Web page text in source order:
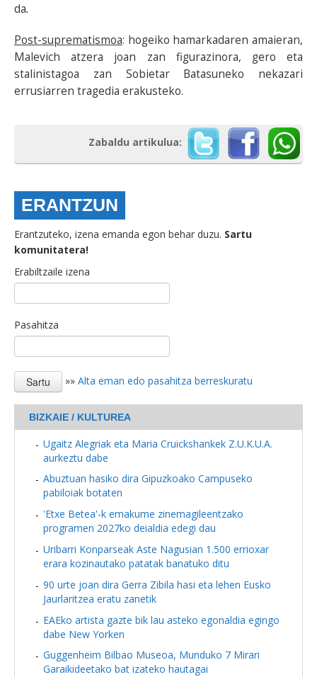
da.
Post-suprematismoa: hogeiko hamarkadaren amaieran,
Malevich atzera joan zan figurazinora, gero eta
stalinistagoa zan Sobietar Batasuneko nekazari
errusiarren tragedia erakusteko.
Zabaldu artikulua:
ERANTZUN
Erantzuteko, izena emanda egon behar duzu. Sartu
komunitatera!
Erabiltzaile izena
Pasahitza
»» Alta eman edo pasahitza berreskuratu
BIZKAIE / KULTUREA
Ugaitz Alegriak eta Maria Cruickshankek Z.U.K.U.A.
aurkeztu dabe
Abuztuan hasiko dira Gipuzkoako Campuseko
pabiloiak botaten
'Etxe Betea'-k emakume zinemagileentzako
programen 2027ko deialdia edegi dau
Uribarri Konparseak Aste Nagusian 1.500 errioxar
erara kozinautako patatak banatuko ditu
90 urte joan dira Gerra Zibila hasi eta lehen Eusko
Jaurlaritzea eratu zanetik
EAEko artista gazte bik lau asteko egonaldia egingo
dabe New Yorken
Guggenheim Bilbao Museoa, Munduko 7 Mirari
Garaikideetako bat izateko hautagai